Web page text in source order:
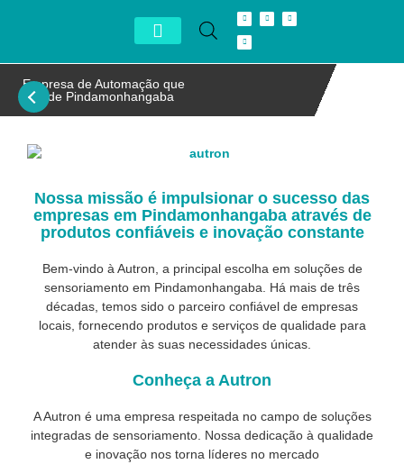
Empresa de Automação que
atende Pindamonhangaba
Nossa missão é impulsionar o sucesso das
empresas em Pindamonhangaba através de
produtos confiáveis e inovação constante
Bem-vindo à Autron, a principal escolha em soluções de
sensoriamento em Pindamonhangaba. Há mais de três
décadas, temos sido o parceiro confiável de empresas
locais, fornecendo produtos e serviços de qualidade para
atender às suas necessidades únicas.
Conheça a Autron
A Autron é uma empresa respeitada no campo de soluções
integradas de sensoriamento. Nossa dedicação à qualidade
e inovação nos torna líderes no mercado